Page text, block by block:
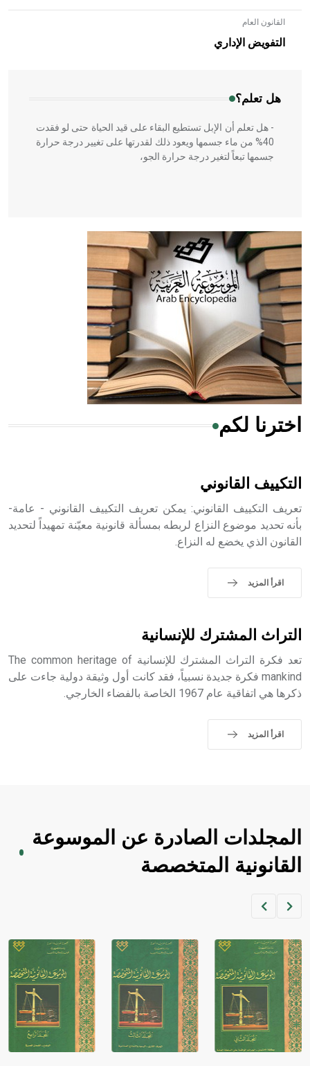
القانون العام
التفويض الإداري
هل تعلم؟
- هل تعلم أن الأبلق نوع من الفنون الهندسية التي ارتبطت
بالعمارة الإسلامية في بلاد الشام ومصر خاصة، حيث يحرص
المعمار على بناء مداميكه وخاصة في الواجهات
- هل تعلم أن الإبل تستطيع البقاء على قيد الحياة حتى لو فقدت
40% من ماء جسمها ويعود ذلك لقدرتها على تغيير درجة حرارة
جسمها تبعاً لتغير درجة حرارة الجو،
- هل تعلم أن أبقراط كتب في الطب أربعة مؤلفات هي:
الحكم، الأدلة، تنظيم التغذية، ورسالته في جروح الرأس. ويعود
له الفضل بأنه حرر الطب من الدين والفلسفة.
- هل تعلم أن المرجان إفراز حيواني يتكون في البحر ويتركب
من مادة كربونات الكلسيوم، وهو أحمر أو شديد الحمرة وهو
أجود أنواعه، ويمتاز بكبر الحجم ويسمى الش
هل تعلم أن الأبسيد كلمة فرنسية اللفظ تم اعتمادها مصطلحاً
- هل تعلم أن أبجر Abgar اسم معروف جيداً يعود إلى عدد من
التاسع، وهم ينتسبون إلى أسرة أوسروين
sign تكتب منفصلة غير متصلة، وتعتمد المبدأ الأكوروفوني،
حيث تقتصر القيمة الصوتية للعلامة الك
اخترنا لكم
التكييف القانوني
تعريف التكييف القانوني: يمكن تعريف التكييف القانوني - عامة-
بأنه تحديد موضوع النزاع لربطه بمسألة قانونية معيّنة تمهيداً لتحديد
القانون الذي يخضع له النزاع.
اقرأ المزيد
التراث المشترك للإنسانية
تعد فكرة التراث المشترك للإنسانية The common heritage of
mankind فكرة جديدة نسبياً، فقد كانت أول وثيقة دولية جاءت على
ذكرها هي اتفاقية عام 1967 الخاصة بالفضاء الخارجي.
اقرأ المزيد
المجلدات الصادرة عن الموسوعة
القانونية المتخصصة